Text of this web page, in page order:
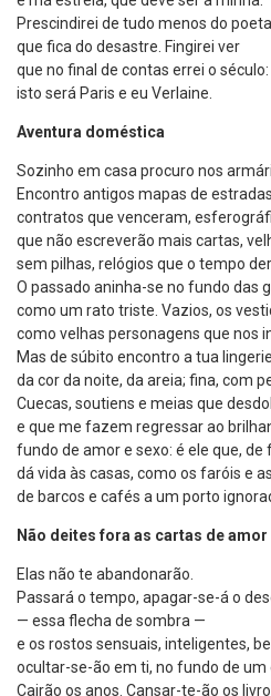
Prescindirei de tudo menos do poeta
que fica do desastre. Fingirei ver
que no final de contas errei o século:
isto será Paris e eu Verlaine.
Aventura doméstica
Sozinho em casa procuro nos
Encontro antigos mapas de
contratos que venceram,
que não escreverão mais cartas,
sem pilhas, relógios que o tempo
O passado aninha-se no fundo das
como um rato triste. Vazios, os
como velhas personagens que nos
Mas de súbito encontro a tua
da cor da noite, da areia; fina, com
Cuecas, soutiens e meias que
e que me fazem regressar ao
fundo de amor e sexo: é ele que, de
dá vida às casas, como os faróis e
de barcos e cafés a um porto
Não deites fora as cartas de amor
Elas não te abandonarão.
Passará o tempo, apagar-se-á o
— essa flecha de sombra —
e os rostos sensuais, inteligentes,
ocultar-se-ão em ti, no fundo de um
Cairão os anos. Cansar-te-ão os